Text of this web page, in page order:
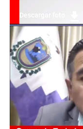
Descargar foto